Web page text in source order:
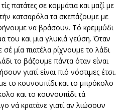
πατάτες σε κομμάτια και μαζί με
κατσαρόλα τα σκεπάζουμε με
να βράσουν. Τό κρεμμύδι
του και μια γλυκιά γεύση. Όταν
μία πιατέλα ρίχνουμε το λάδι
το βάζουμε πάντα όταν είναι
γιατί είναι πιό νόστιμες έτσι.
το κουνουπίδι και το μπρόκολο
και το κουνουπίδι τά
νά κρατάνε γιατί αν λιώσουν